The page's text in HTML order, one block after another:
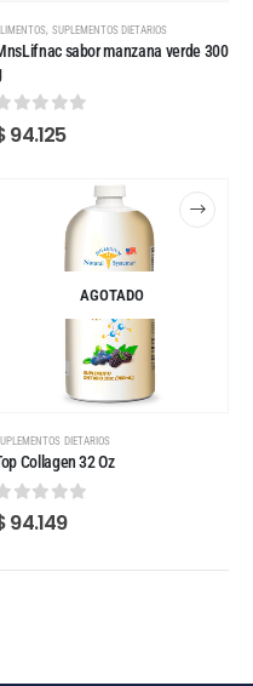
, SUPLEMENTOS DIETARIOS
sabor manzana verde 300
out of 5
94.125
AGOTADO
DIETARIOS
Collagen 32 Oz
out of 5
94.149